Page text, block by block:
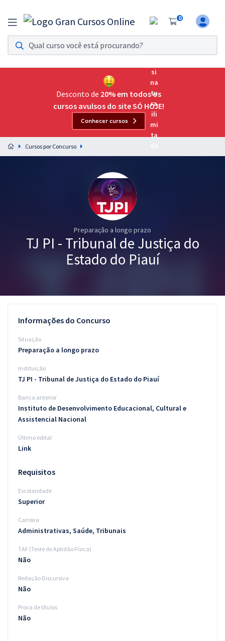
0
Assinatura Ilimitada 11
Acesso a todos os cursos. Teste grátis por 7 dias!
Assinatura OAB Até Passar
Acesso ilimitado a toda preparação para o Exame da
Preparação completa e intensiva para as principais
residências em saúde do Brasil
Conteúdo gratuito
Blog
Atendimento
Desconto de 20% em todos os
cursos avulsos do site SÓ HOJE!
Conhecer cursos
Cursos por Concurso
Preparação a longo prazo
TJ PI - Tribunal de Justiça do
Estado do Piauí
Informações do Concurso
Situação
Preparação a longo prazo
Instituição
TJ PI - Tribunal de Justiça do Estado do Piauí
Banca anterior
Instituto de Desenvolvimento Educacional, Cultural e
Assistencial Nacional
Último edital
Link
Requisitos
Escolaridade
Superior
Carreira
Administrativas, Saúde, Tribunais
TAF (Teste de Aptidão Física)
Não
Redação Discursiva
Não
Prova de títulos
Não